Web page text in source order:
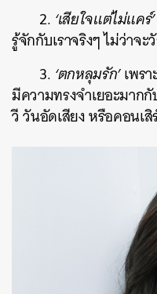
2. ‘เสียใจแต่ไม่แคร์’
รู้จักกับเราจริงๆ ไม่ว่าจ
3. ‘ตกหลุมรัก’เพรา
มีความทรงจำเยอะมาก
วี วันอัดเสียง หรือคอนเ